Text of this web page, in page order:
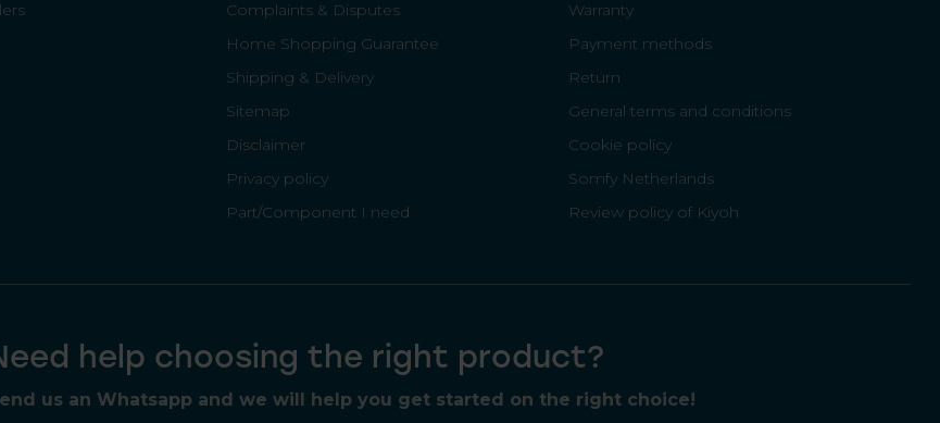
Complaints & Disputes
Warranty
Home Shopping Guarantee
Payment methods
Shipping & Delivery
Return
Sitemap
General terms and conditions
Disclaimer
Cookie policy
Privacy policy
Somfy Netherlands
Part/Component I need
Review policy of Kiyoh
help choosing the right product?
us an Whatsapp and we will help you get started on the right choice!